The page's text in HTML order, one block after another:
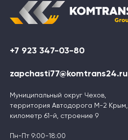
+7 923 347-03-80
zapchasti77@komtrans24.ru
Муниципальный округ Чехов,
территория Автодорога М-2 Крым,
километр 61-й, строение 9
Пн-Пт 9:00-18:00